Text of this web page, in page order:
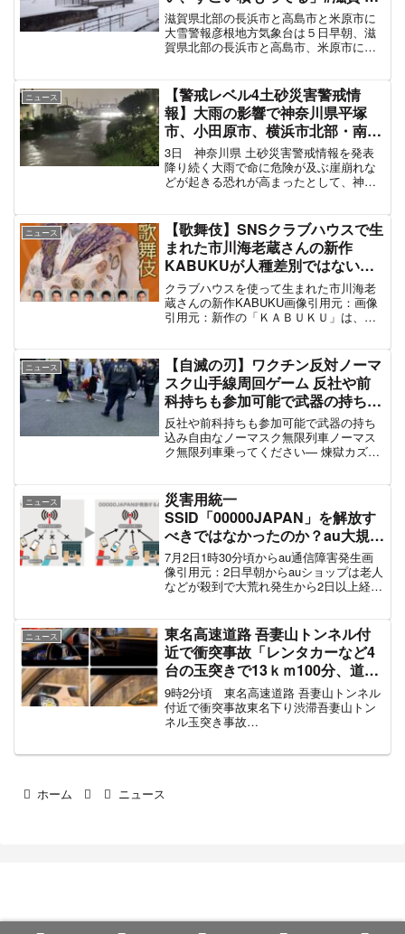
— オデきち (@odekichi8_fdori)August 13, 2021
庄内川の橋をくぐるところ冠水して通行止め！
土手沿いの道アウト！
pic.twitter.com/3V7VxAjjS5
(@katsuyaman225)
August 13, 2021
pic.twitter.com/zRdAvt8LYm
— ほた (@hota_S1) August 13, 2021
スポンサーリンク